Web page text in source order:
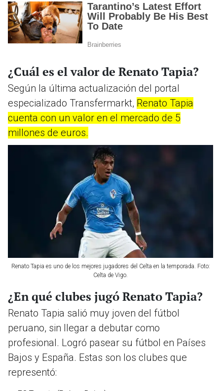
¿Cuál es el valor de Renato Tapia?
Según la última actualización del portal
especializado Transfermarkt, Renato Tapia
cuenta con un valor en el mercado de 5
millones de euros.
Renato Tapia es uno de los mejores jugadores del Celta en la temporada. Foto:
Celta de Vigo.
¿En qué clubes jugó Renato Tapia?
Renato Tapia salió muy joven del fútbol
peruano, sin llegar a debutar como
profesional. Logró pasear su fútbol en Países
Bajos y España. Estas son los clubes que
representó: